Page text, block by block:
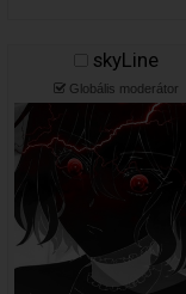
skyLine
Globális moderátor